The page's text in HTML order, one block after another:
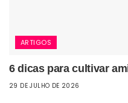
ARTIGOS
6 dicas para cultivar
29 DE JULHO DE 2026